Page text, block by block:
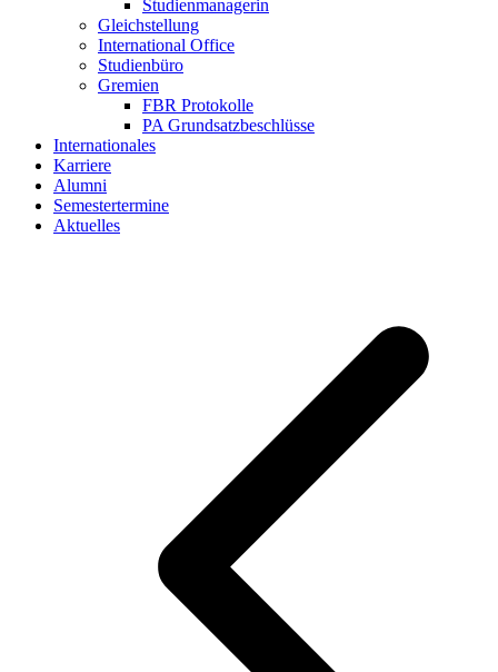
Studienmanagerin
Gleichstellung
International Office
Studienbüro
Gremien
FBR Protokolle
PA Grundsatzbeschlüsse
Internationales
Karriere
Alumni
Semestertermine
Aktuelles